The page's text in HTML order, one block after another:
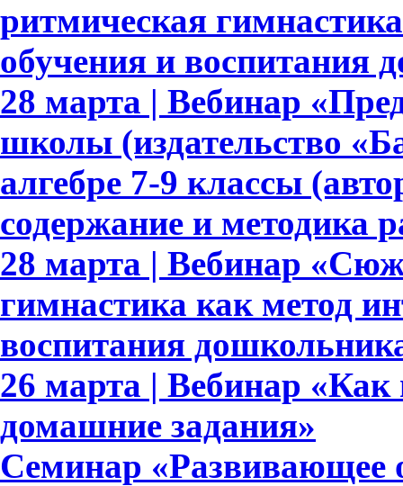
ритмическая
обучения и воспитания
28 марта | Вебинар
школы (издательство
алгебре 7-9 классы
содержание и методика
28 марта | Вебинар
гимнастика как метод
воспитания
26 марта | Вебинар «Как
домашние задания»
Семинар «Развивающее